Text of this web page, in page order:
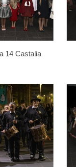
14 Castalia